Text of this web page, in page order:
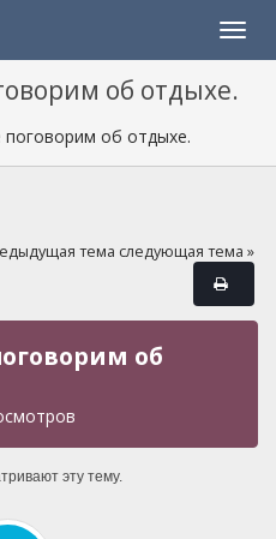
об отдыхе.
поговорим об отдыхе.
тема следующая тема »
об
эту тему.